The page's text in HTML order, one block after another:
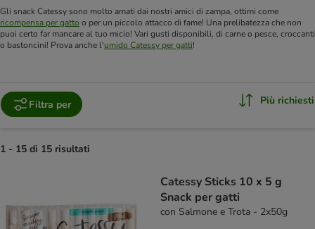
Gli snack Catessy sono molto amati dai nostri amici di zampa, ottimi come
ricompensa per gatto o per un piccolo attacco di fame! Una prelibatezza che non
puoi certo far mancare al tuo micio! Vari gusti disponibili, di carne o pesce, croccanti
o bastoncini! Prova anche l'umido Catessy per gatti!
Filtra per Più richiesti
1 - 15 di 15 risultati
Catessy Sticks 10 x 5 g
Snack per gatti
con Salmone e Trota - 2x50g